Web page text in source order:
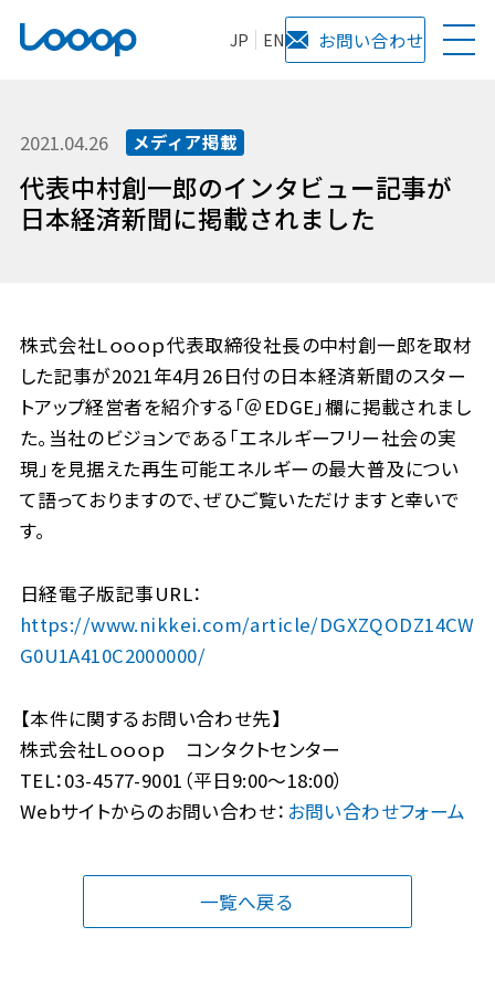
JP EN お問い合わせ
2021.04.26 メディア掲載
代表中村創一郎のインタビュー記事が
日本経済新聞に掲載されました
株式会社Ｌｏｏｏｐ代表取締役社長の中村創一郎を取材
した記事が2021年4月26日付の日本経済新聞のスター
トアップ経営者を紹介する「＠EDGE」欄に掲載されまし
た。当社のビジョンである「エネルギーフリー社会の実
現」を見据えた再生可能エネルギーの最大普及につい
て語っておりますので、ぜひご覧いただけますと幸いで
す。
日経電子版記事URL：
https://www.nikkei.com/article/DGXZQODZ14CW
G0U1A410C2000000/
【本件に関するお問い合わせ先】
株式会社Ｌｏｏｏｐ コンタクトセンター
TEL：03-4577-9001（平日9:00～18:00）
Webサイトからのお問い合わせ： お問い合わせフォーム
一覧へ戻る